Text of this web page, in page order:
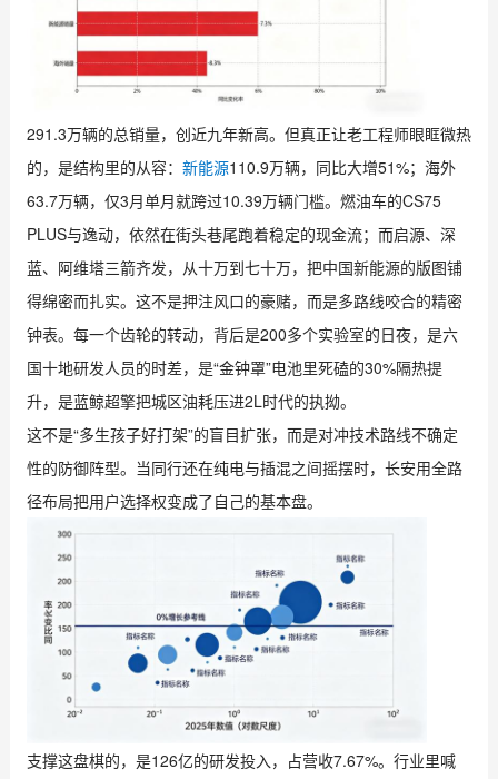
291.3万辆的总销量，创近九年新高。但真正让老工程师眼眶微热
的，是结构里的从容： 新能源110.9万辆，同比大增51%；海外
63.7万辆，仅3月单月就跨过10.39万辆门槛。燃油车的CS75
PLUS与逸动，依然在街头巷尾跑着稳定的现金流；而启源、深
蓝、阿维塔三箭齐发，从十万到七十万，把中国新能源的版图铺
得绵密而扎实。这不是押注风口的豪赌，而是多路线咬合的精密
钟表。每一个齿轮的转动，背后是200多个实验室的日夜，是六
国十地研发人员的时差，是“金钟罩”电池里死磕的30%隔热提
升，是蓝鲸超擎把城区油耗压进2L时代的执拗。
这不是“多生孩子好打架”的盲目扩张，而是对冲技术路线不确定
性的防御阵型。当同行还在纯电与插混之间摇摆时，长安用全路
径布局把用户选择权变成了自己的基本盘。
支撑这盘棋的，是126亿的研发投入，占营收7.67%。行业里喊